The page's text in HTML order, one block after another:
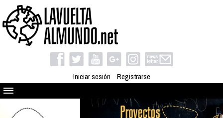
Iniciar sesión Registrarse
Quienes somos